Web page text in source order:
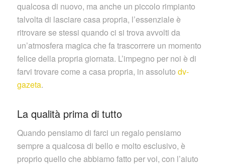
qualcosa di nuovo, ma anche un piccolo rimpianto
talvolta di lasciare casa propria, l’essenziale è
ritrovare se stessi quando ci si trova avvolti da
un’atmosfera magica che fa trascorrere un momento
felice della propria giornata. L’impegno per noi è di
farvi trovare come a casa propria, in assoluto dv-
gazeta.
La qualità prima di tutto
Quando pensiamo di farci un regalo pensiamo
sempre a qualcosa di bello e molto esclusivo, è
proprio quello che abbiamo fatto per voi, con l’aiuto